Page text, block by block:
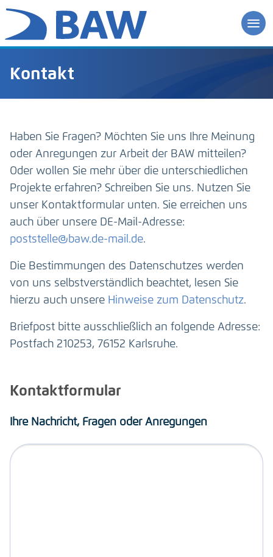
Kontakt
Haben Sie Fragen? Möchten Sie uns Ihre Meinung
oder Anregungen zur Arbeit der BAW mitteilen?
Oder wollen Sie mehr über die unterschiedlichen
Projekte erfahren? Schreiben Sie uns. Nutzen Sie
unser Kontaktformular unten. Sie erreichen uns
auch über unsere DE-Mail-Adresse:
poststelle@baw.de-mail.de.
Die Bestimmungen des Datenschutzes werden
von uns selbstverständlich beachtet, lesen Sie
hierzu auch unsere Hinweise zum Datenschutz.
Briefpost bitte ausschließlich an folgende Adresse:
Postfach 210253, 76152 Karlsruhe.
Kontaktformular
Ihre Nachricht, Fragen oder Anregungen